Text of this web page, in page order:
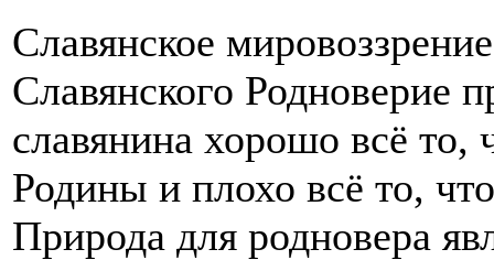
Славянское
Славянского Родноверие
славянина хорошо всё то,
Родины и плохо всё то,
Природа для родновера